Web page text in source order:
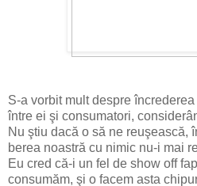
S-a vorbit mult despre
între ei şi consumatori,
Nu ştiu dacă o să ne reuşească,
berea noastră cu nimic nu-i mai
Eu cred că-i un fel de show off
consumăm, şi o facem asta